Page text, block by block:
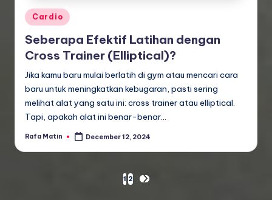
Posted
in
Cardio
Seberapa Efektif Latihan dengan
Cross Trainer (Elliptical)?
Jika kamu baru mulai berlatih di gym atau mencari cara
baru untuk meningkatkan kebugaran, pasti sering
melihat alat yang satu ini: cross trainer atau elliptical.
Tapi, apakah alat ini benar-benar…
Posted
Rafa Matin December 12, 2024
1 2
NEXT